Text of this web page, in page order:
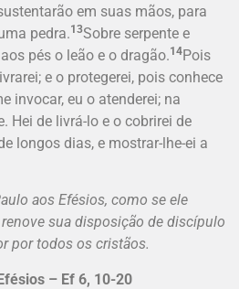
em suas mãos, para
pedra.13Sobre serpente e
pés o leão e o dragão.14Pois
e o protegerei, pois conhece
invocar, eu o atenderei; na
Hei de livrá-lo e o cobrirei de
longos dias, e mostrar-lhe-ei a
aos Efésios, como se ele
sua disposição de discípulo
por todos os cristãos.
– Ef 6, 10-20